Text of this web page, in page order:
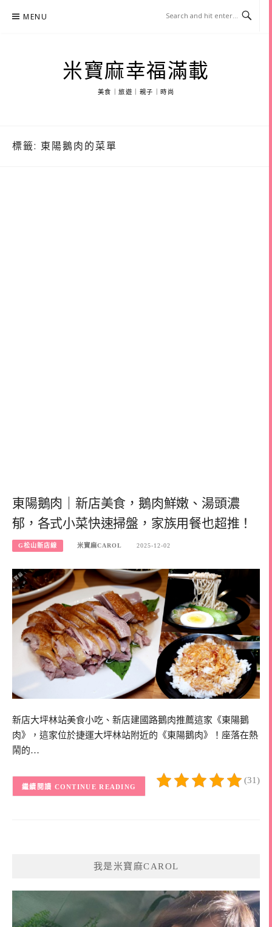
MENU
米寶麻幸福滿載
美食｜旅遊｜親子｜時尚
標籤: 東陽鵝肉的菜單
東陽鵝肉｜新店美食，鵝肉鮮嫩、湯頭濃
郁，各式小菜快速掃盤，家族用餐也超推！
G松山新店線 米寶麻CAROL 2025-12-02
新店大坪林站美食小吃、新店建國路鵝肉推薦這家《東陽鵝
肉》，這家位於捷運大坪林站附近的《東陽鵝肉》！座落在熱
鬧的…
(31)
CONTINUE READING
我是米寶麻CAROL